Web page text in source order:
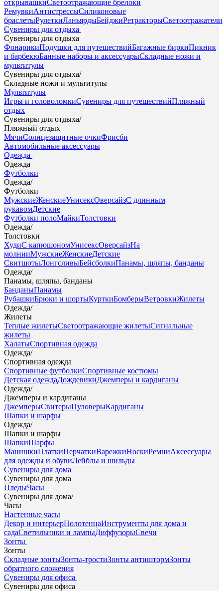
открывашкиСветоотражающие брелоки
РемувкиАнтистрессыСиликоновые
браслетыРулеткиЛаньярдыБейджиРетракторыСветоотражатели
Сувениры для отдыха
Сувениры для отдыха
ФонарикиПодушки для путешествийБагажные биркиПикник
и барбекюБанные наборы и аксессуарыСкладные ножи и
мультитулы
Сувениры для отдыха/
Складные ножи и мультитулы
Мультитулы
Игры и головоломкиСувениры для путешествийПляжный
отдых
Сувениры для отдыха/
Пляжный отдых
МячиСолнцезащитные очкиФрисби
Автомобильные аксессуары
Одежда
Одежда
Футболки
Одежда/
Футболки
МужскиеЖенскиеУнисексОверсайзС длинным
рукавомДетские
Футболки полоМайкиТолстовки
Одежда/
Толстовки
ХудиС капюшономУнисексОверсайзНа
молнииМужскиеЖенскиеДетские
СвитшотыЛонгсливыБейсболкиПанамы, шляпы, банданы
Одежда/
Панамы, шляпы, банданы
БанданыПанамы
РубашкиБрюки и шортыКурткиБомберыВетровкиЖилеты
Одежда/
Жилеты
Теплые жилетыСветоотражающие жилетыСигнальные
жилеты
ХалатыСпортивная одежда
Одежда/
Спортивная одежда
Спортивные футболкиСпортивные костюмы
Детская одеждаДождевикиДжемперы и кардиганы
Одежда/
Джемперы и кардиганы
ДжемперыСвитерыПуловерыКардиганы
Шапки и шарфы
Одежда/
Шапки и шарфы
ШапкиШарфы
МанишкиПлаткиПерчаткиВарежкиНоскиРемниАксессуары
для одежды и обувиЛейблы и шильды
Сувениры для дома
Сувениры для дома
ПледыЧасы
Сувениры для дома/
Часы
Настенные часы
Декор и интерьерПолотенцаИнструменты для дома и
садаСветильники и лампыДиффузорыСвечи
Зонты
Зонты
Складные зонтыЗонты-тростиЗонты антиштормЗонты
обратного сложения
Сувениры для офиса
Сувениры для офиса